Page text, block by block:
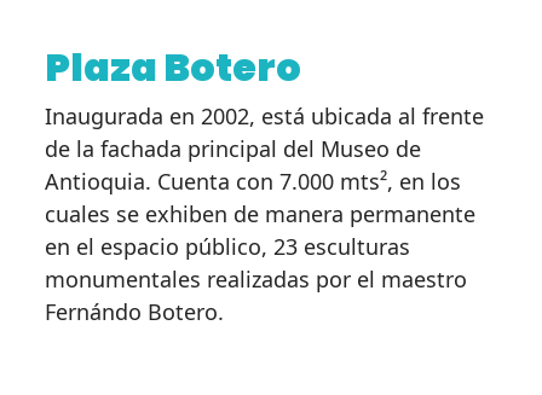
Plaza Botero
Inaugurada en 2002, está ubicada al frente
de la fachada principal del Museo de
Antioquia. Cuenta con 7.000 mts², en los
cuales se exhiben de manera permanente
en el espacio público, 23 esculturas
monumentales realizadas por el maestro
Fernándo Botero.